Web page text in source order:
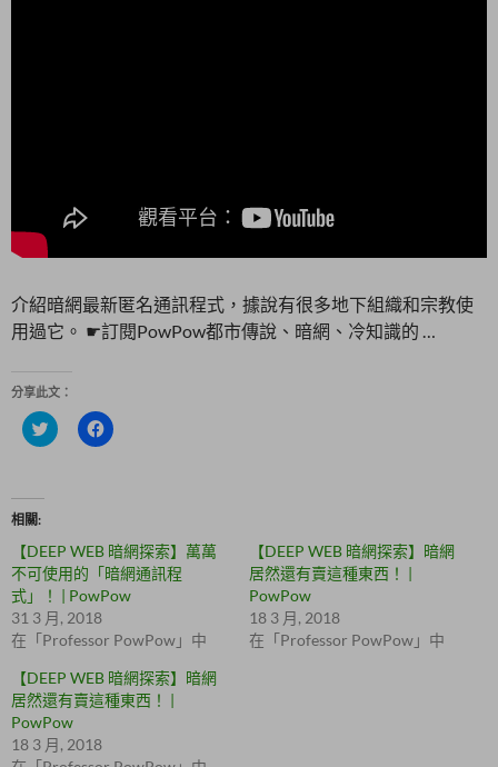
介紹暗網最新匿名通訊程式，據說有很多地下組織和宗教使
用過它。 ☛訂閱PowPow都市傳說、暗網、冷知識的 …
分享此文：
分
享
e
r
(
在
新
視
窗
中
啟
)
按
一
a
c
e
b
o
(
新
視
窗
中
相關
【DEEP WEB 暗網探索】萬萬
不可使用的「暗網通訊程
式」！ | PowPow
31 3 月, 2018
在「Professor PowPow」中
【DEEP WEB 暗網探索】暗網
居然還有賣這種東西！ |
PowPow
18 3 月, 2018
在「Professor PowPow」中
【DEEP WEB 暗網探索】暗網
居然還有賣這種東西！ |
PowPow
18 3 月, 2018